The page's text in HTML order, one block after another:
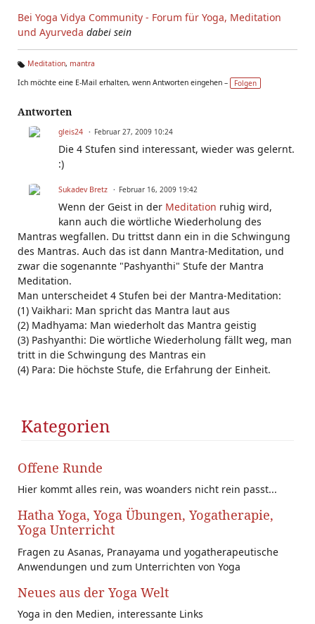
Bei Yoga Vidya Community - Forum für Yoga, Meditation
und Ayurveda dabei sein
g
Meditation, mantra
Ich möchte eine E-Mail erhalten, wenn Antworten eingehen –
Folgen
Antworten
gleis24 Februar 27, 2009 10:24
Die 4 Stufen sind interessant, wieder was gelernt.
:)
Sukadev Bretz Februar 16, 2009 19:42
Wenn der Geist in der Meditation ruhig wird,
kann auch die wörtliche Wiederholung des
Mantras wegfallen. Du trittst dann ein in die Schwingung
des Mantras. Auch das ist dann Mantra-Meditation, und
zwar die sogenannte "Pashyanthi" Stufe der Mantra
Meditation.
Man unterscheidet 4 Stufen bei der Mantra-Meditation:
(1) Vaikhari: Man spricht das Mantra laut aus
(2) Madhyama: Man wiederholt das Mantra geistig
(3) Pashyanthi: Die wörtliche Wiederholung fällt weg, man
tritt in die Schwingung des Mantras ein
(4) Para: Die höchste Stufe, die Erfahrung der Einheit.
Kategorien
Offene Runde
Hier kommt alles rein, was woanders nicht rein passt...
Hatha Yoga, Yoga Übungen, Yogatherapie,
Yoga Unterricht
Fragen zu Asanas, Pranayama und yogatherapeutische
Anwendungen und zum Unterrichten von Yoga
Neues aus der Yoga Welt
Yoga in den Medien, interessante Links